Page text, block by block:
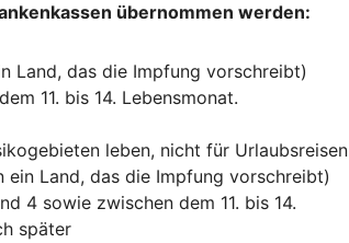
übernommen werden:
Land, das die Impfung vorschreibt)
11. bis 14. Lebensmonat.
leben, nicht für Urlaubsreisen
ein Land, das die Impfung vorschreibt)
4 sowie zwischen dem 11. bis 14.
später